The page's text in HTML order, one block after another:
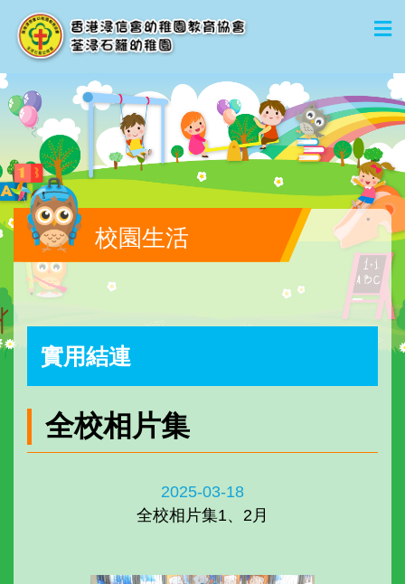
校園生活
實用結連
全校相片集
2025-03-18
全校相片集1、2月